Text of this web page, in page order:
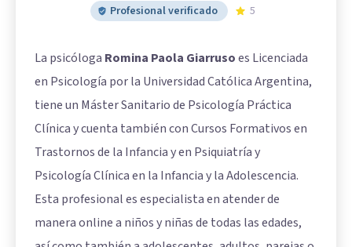
Profesional verificado 5
La psicóloga Romina Paola Giarrusoes Licenciada
en Psicología por la Universidad Católica Argentina,
tiene un Máster Sanitario de Psicología Práctica
Clínica y cuenta también con Cursos Formativos en
Trastornos de la Infancia y en Psiquiatría y
Psicología Clínica en la Infancia y la Adolescencia.
Esta profesional es especialista en atender de
manera online a niños y niñas de todas las edades,